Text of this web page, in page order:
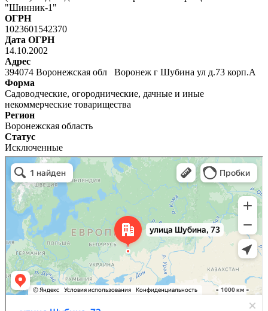
"Шинник-1"
ОГРН
1023601542370
Дата ОГРН
14.10.2002
Адрес
394074 Воронежская обл Воронеж г Шубина ул д.73 корп.А
Форма
Садоводческие, огороднические, дачные и иные
некоммерческие товарищества
Регион
Воронежская область
Статус
Исключенные